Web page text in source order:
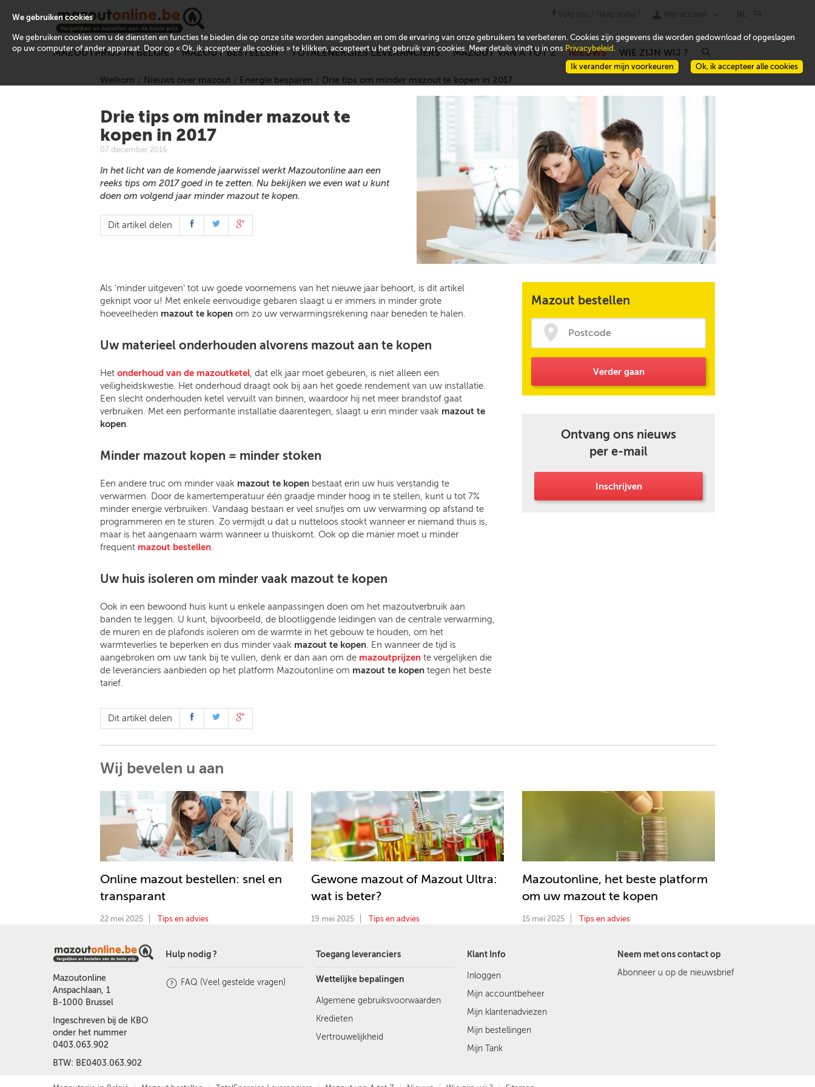
MAZOUTPRIJS IN BELGIË MAZOUT BESTELLEN TOTALENERGIES LEVERANCIERS MAZOUT VAN A TOT Z NIEUWS WIE ZIJN WIJ ? r
Welkom Nieuws over mazout Energie besparen Drie tips om minder mazout te kopen in 2017
Drie tips om minder mazout te
kopen in 2017
07 december 2016
In het licht van de komende jaarwissel werkt Mazoutonline aan een
reeks tips om 2017 goed in te zetten. Nu bekijken we even wat u kunt
doen om volgend jaar minder mazout te kopen.
Dit artikel delen
Als 'minder uitgeven' tot uw goede voornemens van het nieuwe jaar behoort, is dit artikel
geknipt voor u! Met enkele eenvoudige gebaren slaagt u er immers in minder grote
hoeveelheden mazout te kopenom zo uw verwarmingsrekening naar beneden te halen.
Uw materieel onderhouden alvorens mazout aan te kopen
Het onderhoud van de mazoutketel, dat elk jaar moet gebeuren, is niet alleen een
veiligheidskwestie. Het onderhoud draagt ook bij aan het goede rendement van uw installatie.
Een slecht onderhouden ketel vervuilt van binnen, waardoor hij net meer brandstof gaat
verbruiken. Met een performante installatie daarentegen, slaagt u erin minder vaak mazout te
kopen.
Minder mazout kopen = minder stoken
Een andere truc om minder vaak mazout te kopenbestaat erin uw huis verstandig te
verwarmen. Door de kamertemperatuur één graadje minder hoog in te stellen, kunt u tot 7%
minder energie verbruiken. Vandaag bestaan er veel snufjes om uw verwarming op afstand te
programmeren en te sturen. Zo vermijdt u dat u nutteloos stookt wanneer er niemand thuis is,
maar is het aangenaam warm wanneer u thuiskomt. Ook op die manier moet u minder
frequent mazout bestellen.
Uw huis isoleren om minder vaak mazout te kopen
Ook in een bewoond huis kunt u enkele aanpassingen doen om het mazoutverbruik aan
banden te leggen. U kunt, bijvoorbeeld, de blootliggende leidingen van de centrale verwarming,
de muren en de plafonds isoleren om de warmte in het gebouw te houden, om het
warmteverlies te beperken en dus minder vaak mazout te kopen. En wanneer de tijd is
aangebroken om uw tank bij te vullen, denk er dan aan om de mazoutprijzente vergelijken die
de leveranciers aanbieden op het platform Mazoutonline om mazout te kopentegen het beste
tarief.
Dit artikel delen
Mazout bestellen
Verder gaan
Ontvang ons nieuws
per e-mail
Inschrijven
Wij bevelen u aan
Online mazout bestellen: snel en
transparant
22 mei 2025 Tips en advies
Gewone mazout of Mazout Ultra:
wat is beter?
19 mei 2025 Tips en advies
Mazoutonline, het beste platform
om uw mazout te kopen
15 mei 2025 Tips en advies
Mazoutonline
Anspachlaan, 1
B-1000 Brussel
Ingeschreven bij de KBO
onder het nummer
0403.063.902
BTW: BE0403.063.902
Hulp nodig ?
FAQ (Veel gestelde vragen)
Toegang leveranciers
Wettelijke bepalingen
Algemene gebruiksvoorwaarden
Kredieten
Vertrouwelijkheid
Klant Info
Inloggen
Mijn accountbeheer
Mijn klantenadviezen
Mijn bestellingen
Mijn Tank
Neem met ons contact op
Abonneer u op de nieuwsbrief
We gebruiken cookies
We gebruiken cookies om u de diensten en functies te bieden die op onze site worden aangeboden en om de ervaring van onze gebruikers te verbeteren. Cookies zijn gegevens die worden gedownload of opgeslagen
op uw computer of ander apparaat. Door op « Ok, ik accepteer alle cookies » te klikken, accepteert u het gebruik van cookies. Meer details vindt u in ons Privacybeleid .
Ok, ik accepteer alle cookies
Ik verander mijn voorkeuren